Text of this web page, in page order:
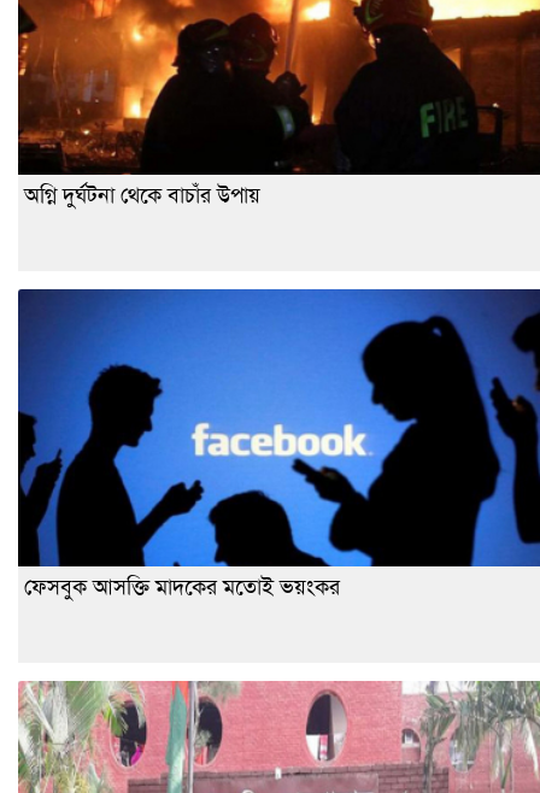
অগ্নি দুর্ঘটনা থেকে বাচাঁর উপায়
ফেসবুক আসক্তি মাদকের মতোই ভয়ংকর